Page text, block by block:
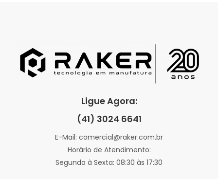
Ligue Agora:
(41) 3024 6641
E-Mail: comercial@raker.com.br
Horário de Atendimento:
Segunda à Sexta: 08:30 às 17:30